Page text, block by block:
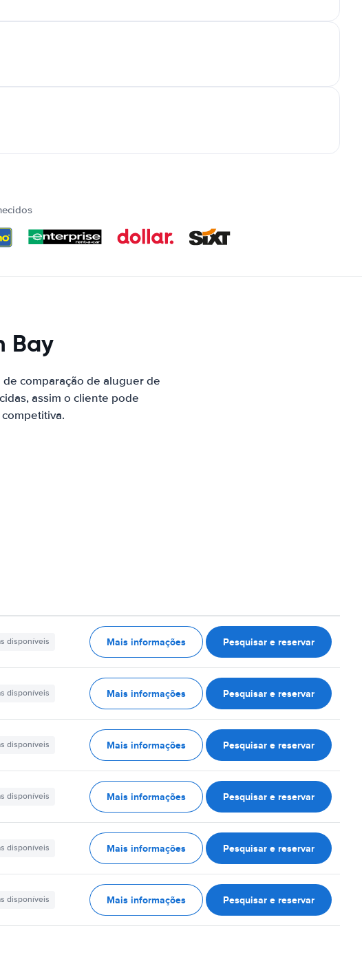
Bay
comparação de aluguer de
assim o cliente pode
disponíveis Mais informações Pesquisar e reservar
disponíveis Mais informações Pesquisar e reservar
disponíveis Mais informações Pesquisar e reservar
disponíveis Mais informações Pesquisar e reservar
disponíveis Mais informações Pesquisar e reservar
disponíveis Mais informações Pesquisar e reservar